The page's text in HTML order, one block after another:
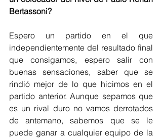
Bertassoni?
Espero un partido en el que
independientemente del resultado final
que consigamos, espero salir con
buenas sensaciones, saber que se
rindió mejor de lo que hicimos en el
partido anterior. Aunque sepamos que
es un rival duro no vamos derrotados
de antemano, sabemos que se le
puede ganar a cualquier equipo de la